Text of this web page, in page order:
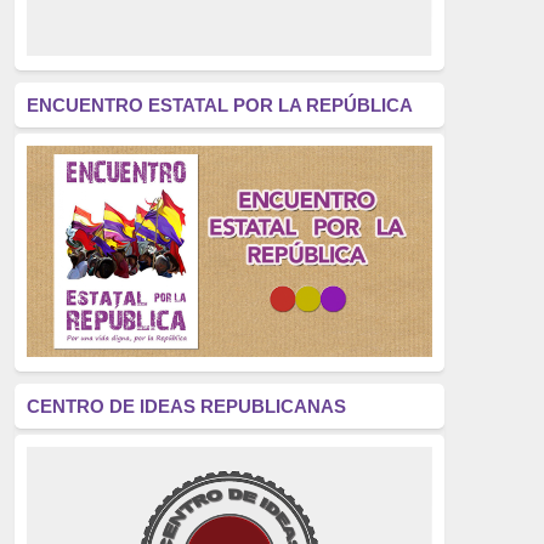
América Latina
(305)
Exhumación
(304)
Golpe de Estado
(304)
Brigadas Internacionales
(303)
pensamiento
(294)
Revisionismo
(289)
La Transición
(275)
educación pública
(270)
ENCUENTRO ESTATAL POR LA REPÚBLICA
CENTRO DE IDEAS REPUBLICANAS